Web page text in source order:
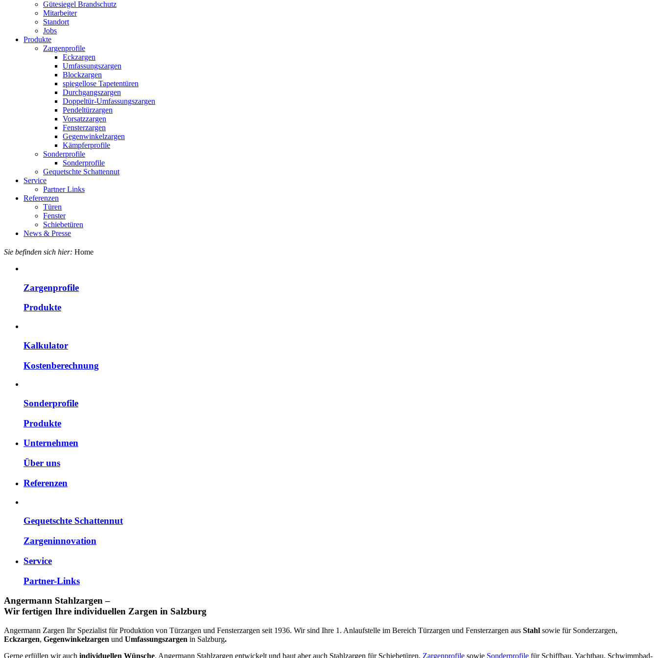
Gütesiegel Brandschutz
Mitarbeiter
Standort
Jobs
Produkte
Zargenprofile
Eckzargen
Umfassungszargen
Blockzargen
spiegellose Tapetentüren
Durchgangszargen
Doppeltür-Umfassungszargen
Pendeltürzargen
Vorsatzzargen
Fensterzargen
Gegenwinkelzargen
Kämpferprofile
Sonderprofile
Sonderprofile
Gequetschte Schattennut
Service
Partner Links
Referenzen
Türen
Fenster
Schiebetüren
News & Presse
Sie befinden sich hier: Home
Zargenprofile
Produkte
Kalkulator
Kosten­berechnung
Sonderprofile
Produkte
Unternehmen
Über uns
Referenzen
Gequetschte Schattennut
Zargen­innovation
Service
Partner-Links
Angermann Stahlzargen –
Wir fertigen Ihre individuellen Zargen in Salzburg
Angermann Zargen Ihr Spezialist für Produktion von Türzargen und Fensterzargen seit 1936. Wir sind Ihre 1. Anlaufstelle im Bereich Türzargen und Fensterzargen aus Stahl sowie für Sonderzargen,
Eckzargen, Gegenwinkelzargen und Umfassungszargen in Salzburg.
Gerne erfüllen wir auch individuellen Wünsche. Angermann Stahlzargen entwickelt und baut aber auch Stahlzargen für Schiebetüren, Zargenprofile sowie Sonderprofile für Schiffbau, Yachtbau, Schwimmbad-